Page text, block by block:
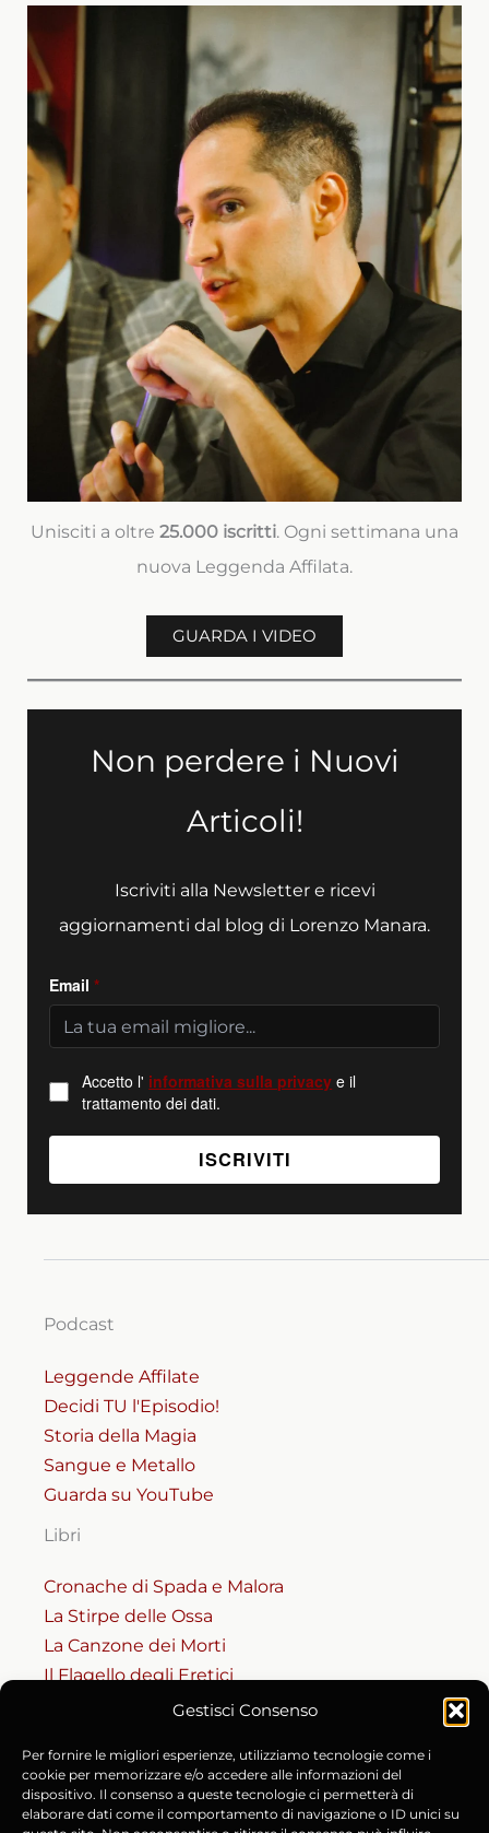
Gestisci Consenso
Per fornire le migliori esperienze, utilizziamo tecnologie come i
cookie per memorizzare e/o accedere alle informazioni del
dispositivo. Il consenso a queste tecnologie ci permetterà di
elaborare dati come il comportamento di navigazione o ID unici su
Unisciti a oltre 25.000 iscritti. Ogni settimana una
nuova Leggenda Affilata.
GUARDA I VIDEO
Non perdere i Nuovi
Articoli!
Iscriviti alla Newsletter e ricevi
aggiornamenti dal blog di Lorenzo Manara.
Email*
Accetto l' informativa sulla privacy e il
trattamento dei dati.
Podcast
Leggende Affilate
Decidi TU l'Episodio!
Storia della Magia
Sangue e Metallo
Guarda su YouTube
Libri
Cronache di Spada e Malora
La Stirpe delle Ossa
La Canzone dei Morti
Il Flagello degli Eretici
Codice del Masnadiero
Accesso al Codice (Riservato)
Cronache e Fonti Storiche